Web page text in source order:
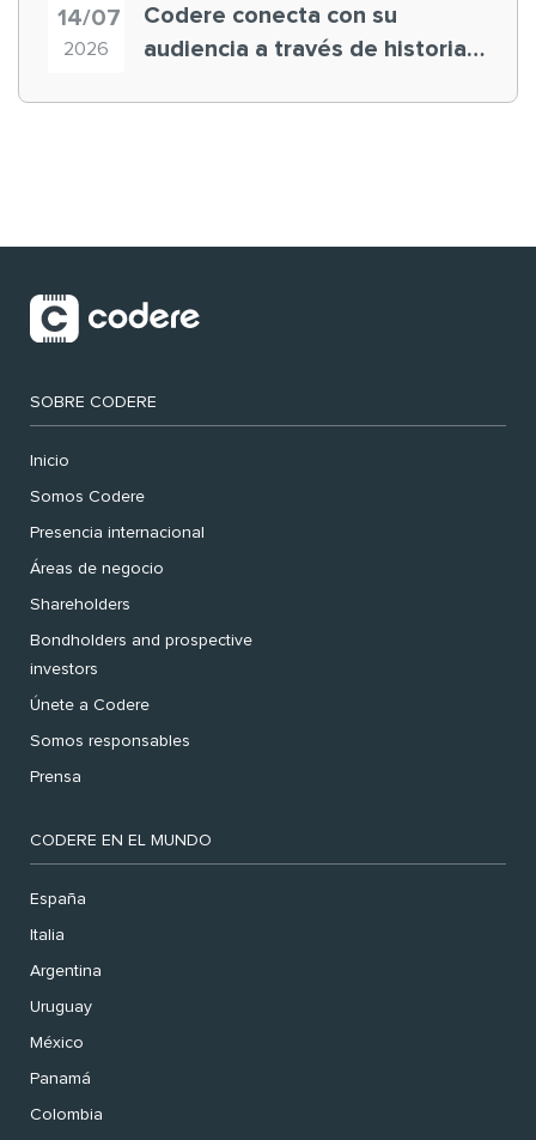
14/07
2026
Codere conecta con su
audiencia a través de historias
SOBRE CODERE
Inicio
Somos Codere
Presencia internacional
Áreas de negocio
Shareholders
Bondholders and prospective
investors
Únete a Codere
Somos responsables
Prensa
CODERE EN EL MUNDO
España
Italia
Argentina
Uruguay
México
Panamá
Colombia